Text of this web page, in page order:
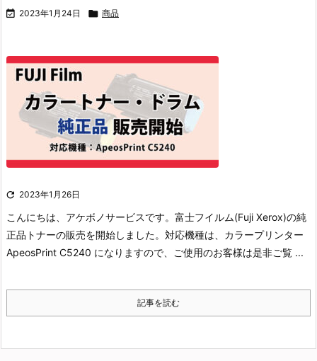
 2023年1月24日  商品
 2023年1月26日
こんにちは、アケボノサービスです。 富士フイルム(Fuji Xerox)の純
正品トナーの販売を開始しました。 対応機種は、カラープリンター
ApeosPrint C5240 になりますので、ご使用のお客様は是非ご覧 ...
記事を読む